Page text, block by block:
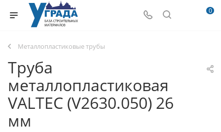
0
Металлопластиковые трубы
Труба
металлопластиковая
VALTEC (V2630.050) 26
мм